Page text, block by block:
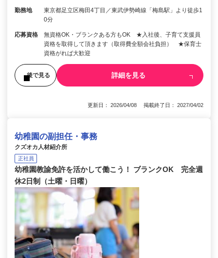
勤務地
東京都足立区梅田4丁目／東武伊勢崎線「梅島駅」より徒歩1
0分
応募資格
無資格OK・ブランクある方もOK ★入社後、子育て支援員
資格を取得して頂きます（取得費全額会社負担） ★保育士
資格がれば大歓迎
後で見る 詳細を見る
更新日： 2026/04/08 掲載終了日： 2027/04/02
幼稚園の副担任・事務
クズオカ人材紹介所
正社員
幼稚園教諭免許を活かして働こう！ ブランクOK 完全週
休2日制（土曜・日曜）